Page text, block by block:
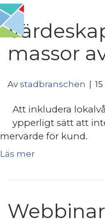
massor
Av stadbranschen
Att inkludera
ypperligt sätt att
mervärde för kund.
Läs mer